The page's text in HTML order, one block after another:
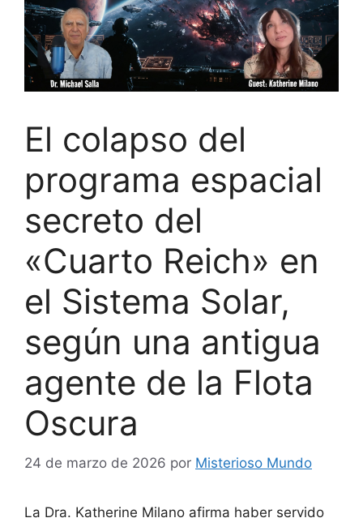
El colapso del
programa espacial
secreto del
«Cuarto Reich» en
el Sistema Solar,
según una antigua
agente de la Flota
Oscura
24 de marzo de 2026 por Misterioso Mundo
La Dra. Katherine Milano afirma haber servido